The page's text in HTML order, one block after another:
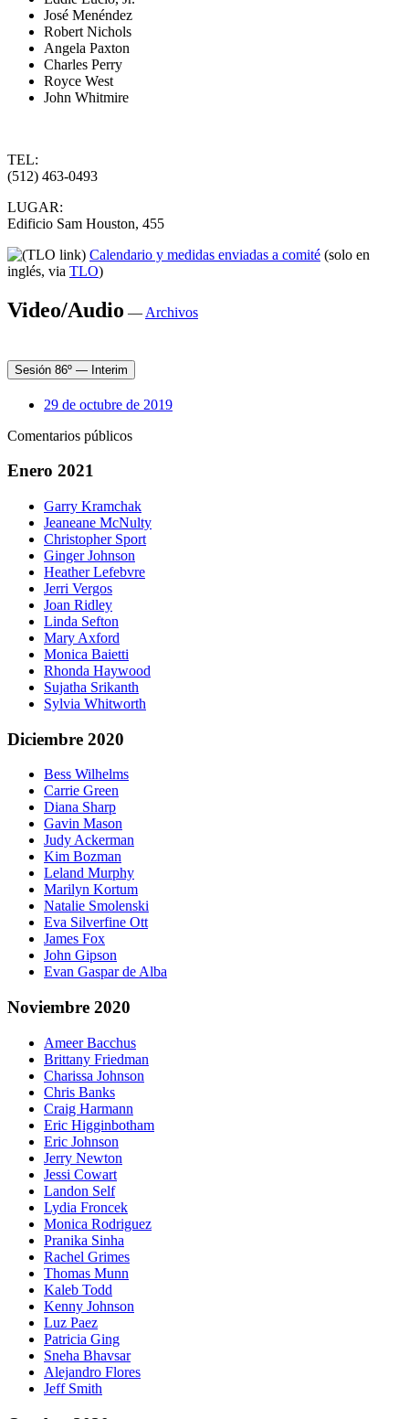
José Menéndez
Robert Nichols
Angela Paxton
Charles Perry
Royce West
John Whitmire
TEL:
(512) 463-0493
LUGAR:
Edificio Sam Houston, 455
Calendario y medidas enviadas a comité (solo en
inglés, via TLO)
Video/Audio — Archivos
Sesión 86º — Interim
29 de octubre de 2019
Comentarios públicos
Enero 2021
Garry Kramchak
Jeaneane McNulty
Christopher Sport
Ginger Johnson
Heather Lefebvre
Jerri Vergos
Joan Ridley
Linda Sefton
Mary Axford
Monica Baietti
Rhonda Haywood
Sujatha Srikanth
Sylvia Whitworth
Diciembre 2020
Bess Wilhelms
Carrie Green
Diana Sharp
Gavin Mason
Judy Ackerman
Kim Bozman
Leland Murphy
Marilyn Kortum
Natalie Smolenski
Eva Silverfine Ott
James Fox
John Gipson
Evan Gaspar de Alba
Noviembre 2020
Ameer Bacchus
Brittany Friedman
Charissa Johnson
Chris Banks
Craig Harmann
Eric Higginbotham
Eric Johnson
Jerry Newton
Jessi Cowart
Landon Self
Lydia Froncek
Monica Rodriguez
Pranika Sinha
Rachel Grimes
Thomas Munn
Kaleb Todd
Kenny Johnson
Luz Paez
Patricia Ging
Sneha Bhavsar
Alejandro Flores
Jeff Smith